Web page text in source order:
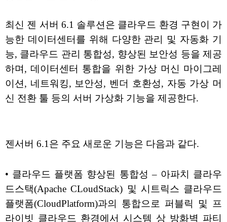
최신 젠 서버 6.1 솔루션은 클라우드 환경 구현이 가
능한 데이터센터를 위해 다양한 관리 및 자동화 기
능, 클라우드 관리 통합성, 향상된 보안성 등을 제공
하며, 데이터센터 통합을 위한 가상 머신 마이그레
이션, 네트워킹, 보안성, 벤더 호환성, 자동 가상 머
신 전환 툴 등의 서버 가상화 기능을 제공한다.
젠서버 6.1은 주요 새로운 기능은 다음과 같다.
• 클라우드 플랫폼 향상된 통합성 – 아파치 클라우
드스택(Apache CLoudStack) 및 시트릭스 클라우드
플랫폼(CloudPlatform)과의 통합으로 퍼블릭 및 프
라이빗 클라우드 환경에서 시스템 상 방화벽 파티